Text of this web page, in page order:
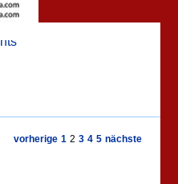
vorherige 1 2 3 4 5 nächste